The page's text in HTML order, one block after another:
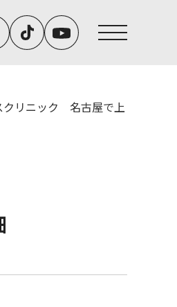
クリニック 名古屋で上